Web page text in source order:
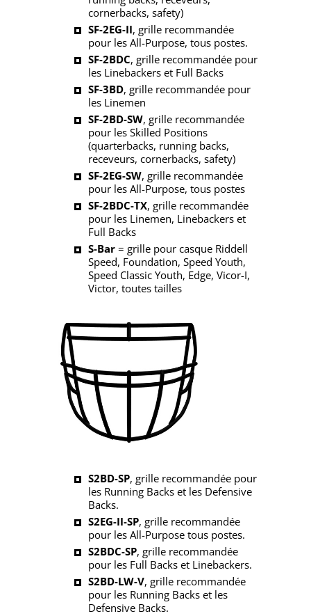
cornerbacks, safety)
SF-2EG-II, grille recommandée
pour les All-Purpose, tous postes.
SF-2BDC, grille recommandée pour
les Linebackers et Full Backs
SF-3BD, grille recommandée pour
les Linemen
SF-2BD-SW, grille recommandée
pour les Skilled Positions
(quarterbacks, running backs,
receveurs, cornerbacks, safety)
SF-2EG-SW, grille recommandée
pour les All-Purpose, tous postes
SF-2BDC-TX, grille recommandée
pour les Linemen, Linebackers et
Full Backs
S-Bar = grille pour casque Riddell
Speed, Foundation, Speed Youth,
Speed Classic Youth, Edge, Vicor-I,
Victor, toutes tailles
S2BD-SP, grille recommandée pour
les Running Backs et les Defensive
Backs.
S2EG-II-SP, grille recommandée
pour les All-Purpose tous postes.
S2BDC-SP, grille recommandée
pour les Full Backs et Linebackers.
S2BD-LW-V, grille recommandée
pour les Running Backs et les
Defensive Backs.